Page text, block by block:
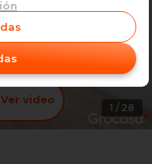
Ver video
1 / 28